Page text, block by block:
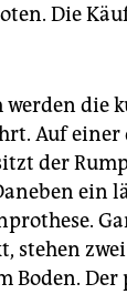
Die
die
Auf einer
der
ein
stehen
Boden. Der